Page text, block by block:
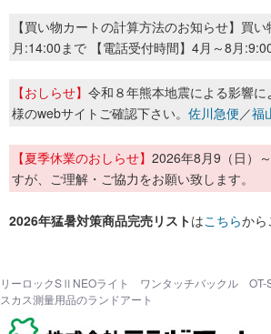
【買い物カートの計算方法のお知らせ】買
月:14:00まで 【電話受付時間】4月～8月
【おしらせ】 令和８年熊本地震による影響
様のwebサイトご確認下さい。 佐川急便／福
【夏季休業のおしらせ】 2026年8月9（日）
すが、ご理解・ご協力をお願い致します。
2026年猛暑対策商品完売リストはこちらから
リーロックSⅡNEOライト ワンタッチバックル
スカス測量用品のランドアート